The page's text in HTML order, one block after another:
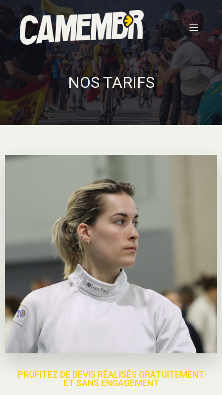
NOS TARIFS
PROFITEZ DE DEVIS RÉALISÉS GRATUITEMENT
ET SANS ENGAGEMENT